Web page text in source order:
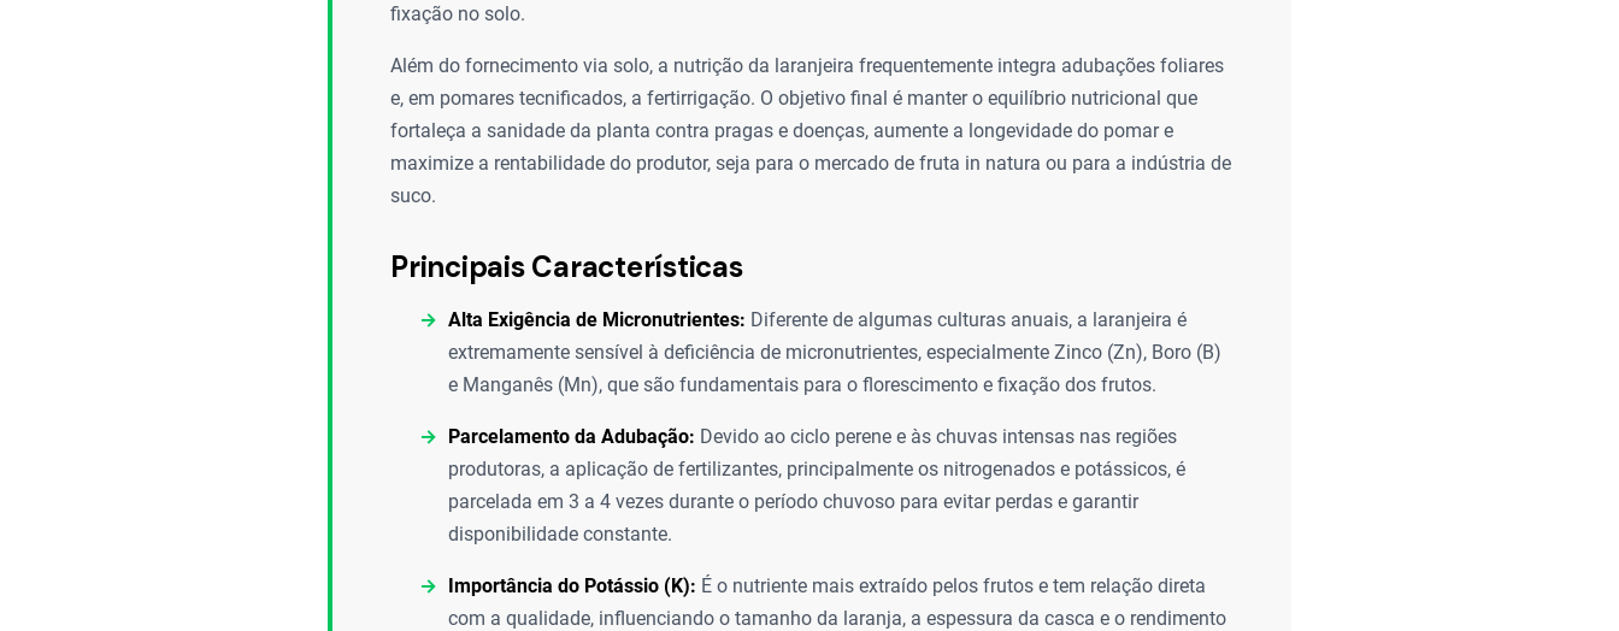
fixação no solo.
Além do fornecimento via solo, a nutrição da laranjeira frequentemente integra adubações foliares
e, em pomares tecnificados, a fertirrigação. O objetivo final é manter o equilíbrio nutricional que
fortaleça a sanidade da planta contra pragas e doenças, aumente a longevidade do pomar e
maximize a rentabilidade do produtor, seja para o mercado de fruta in natura ou para a indústria de
suco.
Principais Características
Alta Exigência de Micronutrientes: Diferente de algumas culturas anuais, a laranjeira é
extremamente sensível à deficiência de micronutrientes, especialmente Zinco (Zn), Boro (B)
e Manganês (Mn), que são fundamentais para o florescimento e fixação dos frutos.
Parcelamento da Adubação: Devido ao ciclo perene e às chuvas intensas nas regiões
produtoras, a aplicação de fertilizantes, principalmente os nitrogenados e potássicos, é
parcelada em 3 a 4 vezes durante o período chuvoso para evitar perdas e garantir
disponibilidade constante.
Importância do Potássio (K): É o nutriente mais extraído pelos frutos e tem relação direta
com a qualidade, influenciando o tamanho da laranja, a espessura da casca e o rendimento